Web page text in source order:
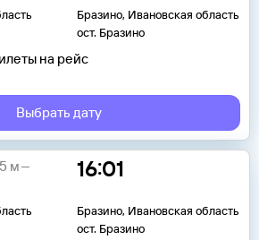
Бразино, Ивановская область
ост. Бразино
на рейс
Выбрать дату
16:01
Бразино, Ивановская область
ост. Бразино
5 м